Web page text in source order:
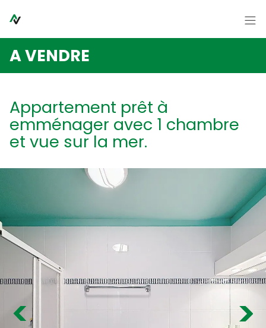
A propos
FR
Estimation gratuite
A vendre
Syndic
Contact
A VENDRE
Appartement prêt à
emménager avec 1 chambre
et vue sur la mer.
Previous